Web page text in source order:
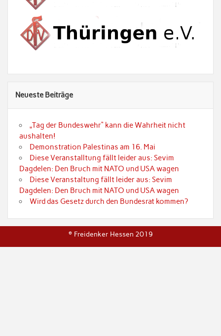
Neueste Beiträge
„Tag der Bundeswehr“ kann die Wahrheit nicht
aushalten!
Demonstration Palestinas am 16. Mai
Diese Veranstalltung fällt leider aus: Sevim
Dagdelen: Den Bruch mit NATO und USA wagen
Diese Veranstaltung fällt leider aus: Sevim
Dagdelen: Den Bruch mit NATO und USA wagen
Wird das Gesetz durch den Bundesrat kommen?
© Freidenker Hessen 2019